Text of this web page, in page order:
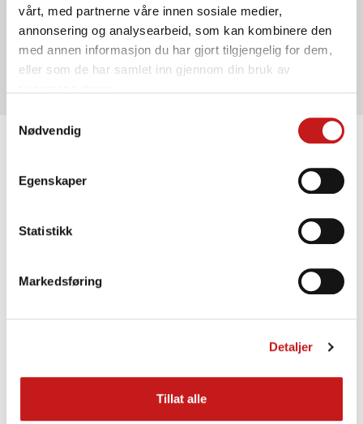
vårt, med partnerne våre innen sosiale medier,
annonsering og analysearbeid, som kan kombinere den
med annen informasjon du har gjort tilgjengelig for dem,
eller som de har samlet inn gjennom din bruk av
Nødvendig
Egenskaper
Statistikk
Markedsføring
Detaljer
Tillat alle
Ved å trene med Cut Coach blir nødetatene
optimalt forberedt på reelle faresituasjoner og
kan handle trygt og effektivt.